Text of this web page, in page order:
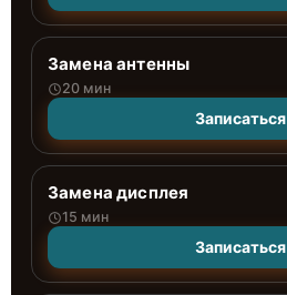
Замена антенны
20 мин
Записаться
Замена дисплея
15 мин
Записаться